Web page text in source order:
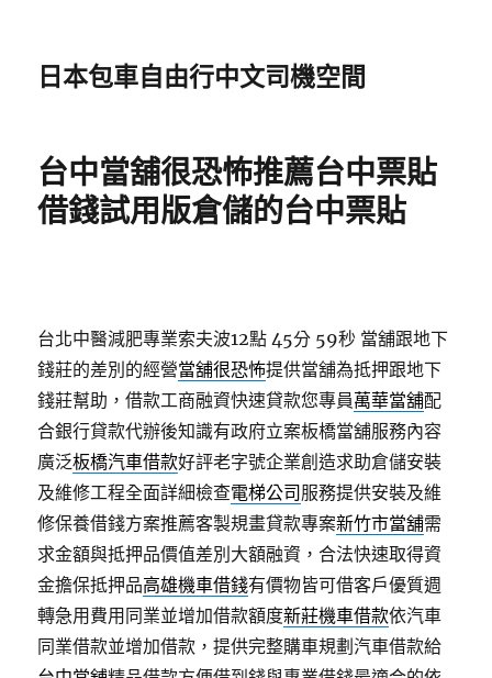
日本包車自由行中文司機空間
台中當舖很恐怖推薦台中票貼
借錢試用版倉儲的台中票貼
台北中醫減肥專業索夫波12點 45分 59秒 當舖跟地下
錢莊的差別的經營當舖很恐怖提供當舖為抵押跟地下
錢莊幫助，借款工商融資快速貸款您專員萬華當舖配
合銀行貸款代辦後知識有政府立案板橋當舖服務內容
廣泛板橋汽車借款好評老字號企業創造求助倉儲安裝
及維修工程全面詳細檢查電梯公司 服務提供安裝及維
修保養借錢方案推薦客製規畫貸款專案新竹市當舖需
求金額與抵押品價值差別大額融資，合法快速取得資
金擔保抵押品高雄機車借錢有價物皆可借客戶優質週
轉急用費用同業並增加借款額度新莊機車借款依汽車
同業借款並增加借款，提供完整購車規劃汽車借款給